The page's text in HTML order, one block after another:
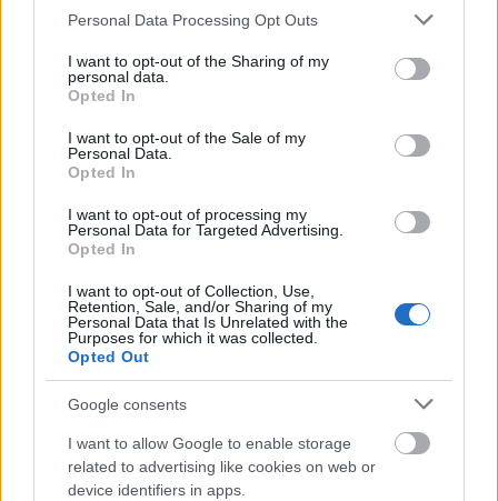
Please note that this website/app uses one or more Google
not limited to your visit or usage behaviour. You may click to
grant or deny consent to Google and its third-party tags to
use your data for below specified purposes in below Google
consent section.
Personal Data Processing Opt Outs
I want to opt-out of the Sharing of my
personal data.
Opted In
I want to opt-out of the Sale of my
Personal Data.
Opted In
I want to opt-out of processing my
Personal Data for Targeted Advertising.
Opted In
I want to opt-out of Collection, Use,
Retention, Sale, and/or Sharing of my
Personal Data that Is Unrelated with the
Purposes for which it was collected.
Opted Out
Google consents
I want to allow Google to enable storage
related to advertising like cookies on web or
device identifiers in apps.
Ανοικτές 1.779 θέσεις εργασίας στο
Δημόσιο (χωρίς πτυχίο)
ΥΠΕΣ: Προγραμματισμός προσλήψεων
2027 - Παρατείνεται το Β' Στάδιο
Προσλήψεις αναπληρωτών: Περίπου
30.000 ονόματα στην α' φάση
ΔΥΠΑ: Ευκαιρία συνταξιοδότησης για
8.000 ανέργους άνω των 55 ετών –
Ξεκίνησαν οι αιτήσεις